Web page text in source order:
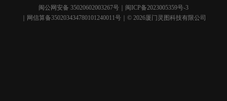
闽公网安备 35020602003267号
闽ICP备2023005359号-3
｜网信算备350203434780101240011号｜© 2026厦门灵图科技有限公司